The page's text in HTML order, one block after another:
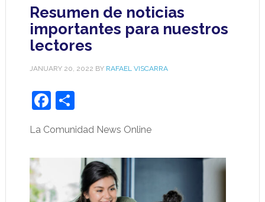
Resumen de noticias
importantes para nuestros
lectores
JANUARY 20, 2022 BY RAFAEL VISCARRA
Facebook
Share
La Comunidad News Online